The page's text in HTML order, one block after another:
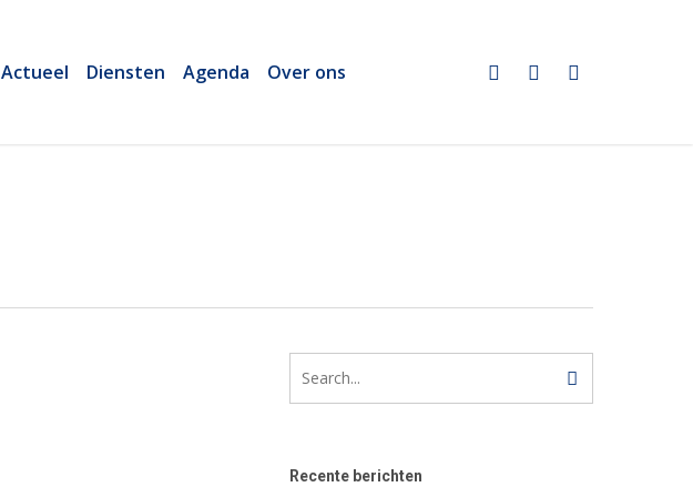
Actueel Diensten Agenda Over ons twitterlinkedin
email
Recente berichten